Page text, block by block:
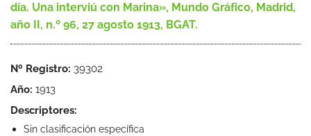
día. Una interviú con Marina», Mundo Gráfico, Madrid,
año II, n.º 96, 27 agosto 1913, BGAT.
Nº Registro: 39302
Año: 1913
Descriptores:
Sin clasificación específica